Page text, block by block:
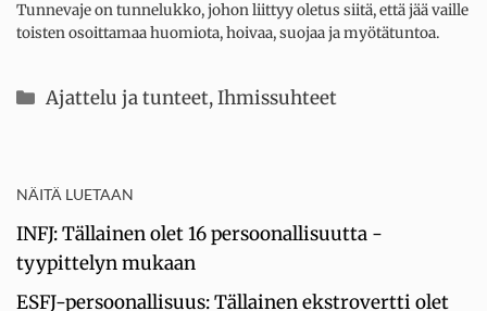
Tunnevaje on tunnelukko, johon liittyy oletus siitä, että jää vaille
toisten osoittamaa huomiota, hoivaa, suojaa ja myötätuntoa.
Kategoriat
Ajattelu ja tunteet,Ihmissuhteet
NÄITÄ LUETAAN
INFJ: Tällainen olet 16 persoonallisuutta -
tyypittelyn mukaan
ESFJ-persoonallisuus: Tällainen ekstrovertti olet